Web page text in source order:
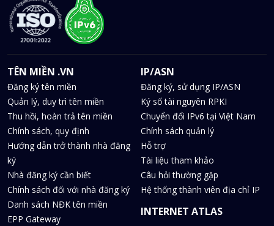
TÊN MIỀN .VN
Đăng ký tên miền
Quản lý, duy trì tên miền
Thu hồi, hoàn trả tên miền
Chính sách, quy định
Hướng dẫn trở thành nhà đăng
ký
Nhà đăng ký cần biết
Chính sách đối với nhà đăng ký
Danh sách NĐK tên miền
EPP Gateway
IP/ASN
Đăng ký, sử dụng IP/ASN
Ký số tài nguyên RPKI
Chuyển đổi IPv6 tại Việt Nam
Chính sách quản lý
Hỗ trợ
Tài liệu tham khảo
Câu hỏi thường gặp
Hệ thống thành viên địa chỉ IP
INTERNET ATLAS